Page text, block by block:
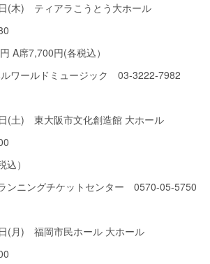
(木) ティアラこうとう大ホール
A席7,700円(各税込）
ワールドミュージック 03-3222-7982
(土) 東大阪市文化創造館 大ホール
）
ンニングチケットセンター 0570-05-5750
(月) 福岡市民ホール 大ホール